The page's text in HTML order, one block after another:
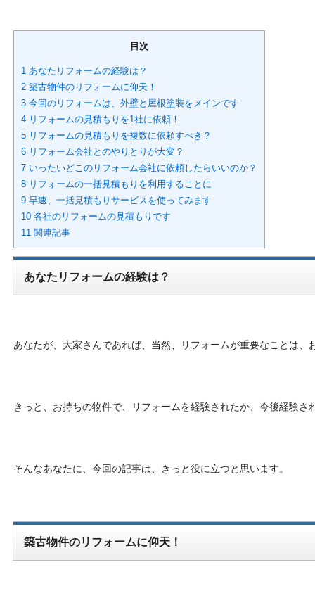
目次
1 あなたリフォームの経験は？
2 築古物件のリフォームに仰天！
3 今回のリフォームは、外壁と屋根塗装をメインです
4 リフォームの見積もりを1社に依頼！
5 リフォームの見積もりを複数に依頼すべき？
6 リフォーム会社とのやりとりが大変？
7 いったいどこのリフォーム会社に依頼したらいいのか？
8 リフォームの一括見積もりを利用することに
9 早速、一括見積もりサービスを使ってみます
10 各社のリフォームの見積もりです
11 関連記事
あなたリフォームの経験は？
あなたが、大家さんであれば、当然、リフォームが重要なことは、
きっと、お持ちの物件で、リフォームを経験されたか、今後経験さ
そんなあなたに、今回の記事は、きっと役に立つと思います。
築古物件のリフォームに仰天！